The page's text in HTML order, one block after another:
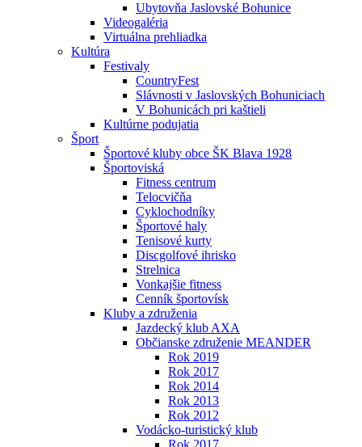
Ubytovňa Jaslovské Bohunice
Videogaléria
Virtuálna prehliadka
Kultúra
Festivaly
CountryFest
Slávnosti v Jaslovských Bohuniciach
V Bohunicách pri kaštieli
Kultúrne podujatia
Šport
Športové kluby obce ŠK Blava 1928
Športoviská
Fitness centrum
Telocvičňa
Cyklochodníky
Športové haly
Tenisové kurty
Discgolfové ihrisko
Strelnica
Vonkajšie fitness
Cenník športovísk
Kluby a združenia
Jazdecký klub AXA
Občianske združenie MEANDER
Rok 2019
Rok 2017
Rok 2014
Rok 2013
Rok 2012
Vodácko-turistický klub
Rok 2017